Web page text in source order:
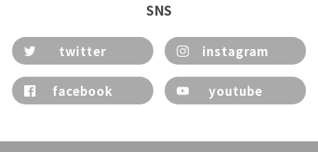
SNS
twitter instagram
facebook youtube